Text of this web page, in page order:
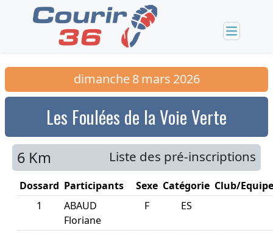
dimanche 8 mars 2026
Les Foulées de la Voie Verte
Liste des pré-inscriptions
6 Km
Dossard Participants Sexe Catégorie Club/Equipe
1
ABAUD
Floriane
F ES